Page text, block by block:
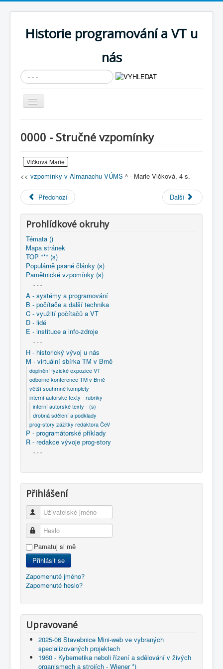
Historie programování a VT u
nás
Vyhledávání...
Přepnout
navigaci
Cíle expozice
PRŮVODCE EXPOZICÍ
Současnost SW a IT
KNIHOVNA
COBOL
O nás
Úvod
M - virtuální sbírka TM v Brně
interní autorské texty - rubriky
~ VÚMS Praha: Almanach historie 1950-1997
VÚMS Praha - detaily
0000 - Stručné vzpomínky
0000 - Stručné vzpomínky
Vlčková Marie
<< vzpomínky v Almanachu VÚMS ^ - Marie Vlčková, 4 s.
Předchozí Další
Prohlídkové okruhy
Témata ()
Mapa stránek
TOP *** (s)
Populárně psané články (s)
Pamětnické vzpomínky (s)
- - -
A - systémy a programování
B - počítače a další technika
C - využití počítačů a VT
D - lidé
E - instituce a info-zdroje
- - -
H - historický vývoj u nás
M - virtuální sbírka TM v Brně
doplnění fyzické expozice VT
odborné konference TM v Brně
větší souhrnné komplety
interní autorské texty - rubriky
interní autorské texty - (s)
drobná sdělení a podklady
prog-story zážitky redaktora ČeV
P - programátorské příklady
R - redakce vývoje prog-story
- - -
Přihlášení
Uživatelské jméno
Heslo
Pamatuj si mě
Přihlásit se
Zapomenuté jméno?
Zapomenuté heslo?
Upravované
2025-06 Stavebnice Mini-web ve vybraných
specializovaných projektech
1960 - Kybernetika neboli řízení a sdělování v živých
organismech a strojích - Wiener *)